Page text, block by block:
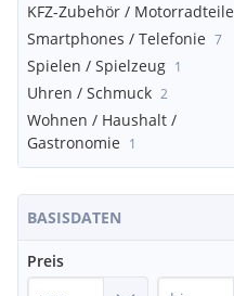
KFZ-Zubehör / Motorradteile
Smartphones / Telefonie 7
Spielen / Spielzeug 1
Uhren / Schmuck 2
Wohnen / Haushalt /
Gastronomie 1
BASISDATEN
Preis